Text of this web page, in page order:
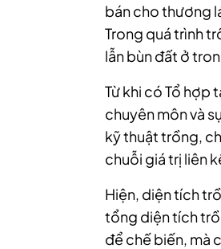
bán cho thương
Trong quá trình
lẫn bùn đất ở
Từ khi có Tổ hợp
chuyên môn và
kỹ thuật trồng,
chuỗi giá trị liên
Hiện, diện tích
tổng diện tích
để chế biến, mà